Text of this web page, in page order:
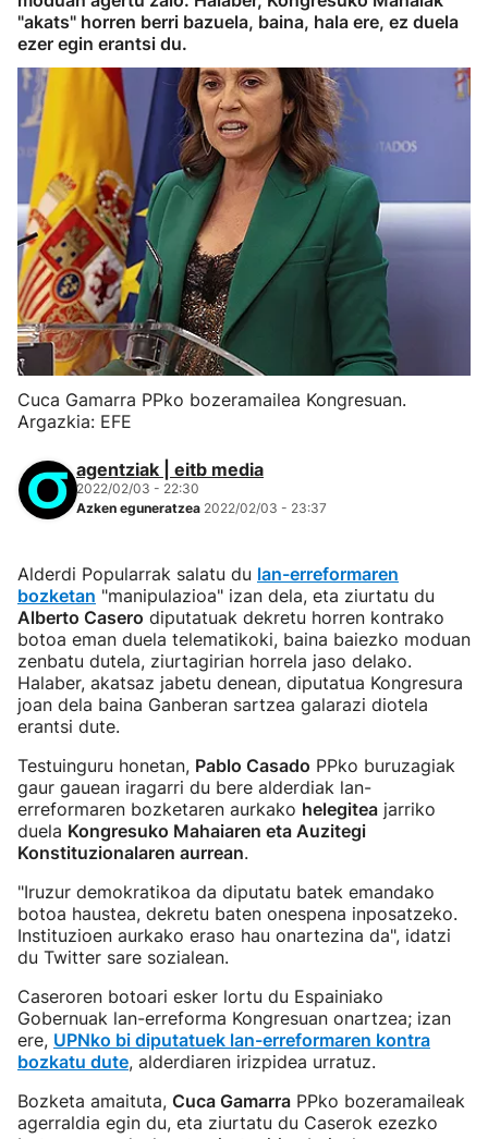
"akats" horren berri bazuela, baina, hala ere, ez duela
ezer egin erantsi du.
Cuca Gamarra PPko bozeramailea Kongresuan.
Argazkia: EFE
agentziak | eitb media
2022/02/03 - 22:30
Azken eguneratzea 2022/02/03 - 23:37
Alderdi Popularrak salatu du lan-erreformaren
bozketan "manipulazioa" izan dela, eta ziurtatu du
Alberto Casero diputatuak dekretu horren kontrako
botoa eman duela telematikoki, baina baiezko moduan
zenbatu dutela, ziurtagirian horrela jaso delako.
Halaber, akatsaz jabetu denean, diputatua Kongresura
joan dela baina Ganberan sartzea galarazi diotela
erantsi dute.
Testuinguru honetan, Pablo Casado PPko buruzagiak
gaur gauean iragarri du bere alderdiak lan-
erreformaren bozketaren aurkako helegitea jarriko
duela Kongresuko Mahaiaren eta Auzitegi
Konstituzionalaren aurrean.
"Iruzur demokratikoa da diputatu batek emandako
botoa haustea, dekretu baten onespena inposatzeko.
Instituzioen aurkako eraso hau onartezina da", idatzi
du Twitter sare sozialean.
Caseroren botoari esker lortu du Espainiako
Gobernuak lan-erreforma Kongresuan onartzea; izan
ere, UPNko bi diputatuek lan-erreformaren kontra
bozkatu dute, alderdiaren irizpidea urratuz.
Bozketa amaituta, Cuca Gamarra PPko bozeramaileak
agerraldia egin du, eta ziurtatu du Caserok ezezko